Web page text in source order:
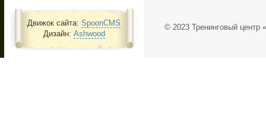
© 2023 Тренинговый центр
Движок сайта: SpoonCMS
Дизайн: Ashwood